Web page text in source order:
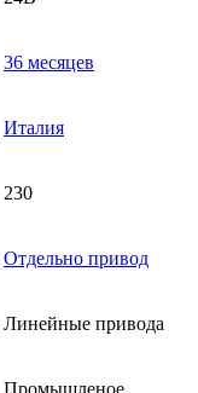
36 месяцев
Италия
230
Отдельно привод
Линейные привода
Промышленое